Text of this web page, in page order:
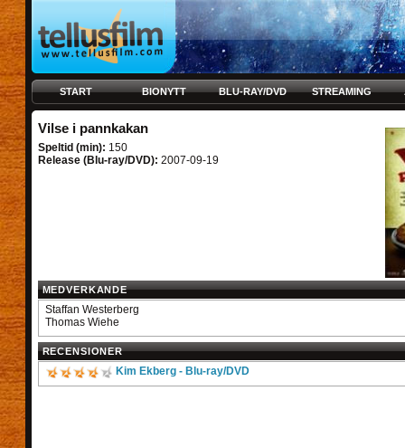
START BIONYTT BLU-RAY/DVD STREAMING
Vilse i pannkakan
Speltid (min): 150
Release (Blu-ray/DVD): 2007-09-19
MEDVERKANDE
Staffan Westerberg
Thomas Wiehe
RECENSIONER
Kim Ekberg - Blu-ray/DVD